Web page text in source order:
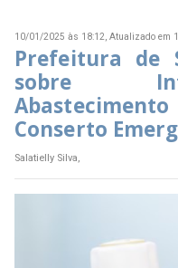
10/01/2025 às 18:12, Atualizado em
Prefeitura de
sobre
Conserto
Salatielly Silva,